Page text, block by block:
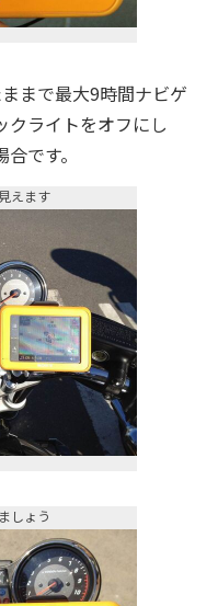
まで最大9時間ナビゲ
クライトをオフにし
です。
えます
しょう